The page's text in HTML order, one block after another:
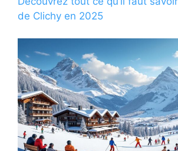
de Clichy en 2025